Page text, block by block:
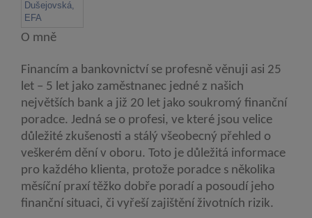
O mně
Financím a bankovnictví se profesně věnuji asi 25
let – 5 let jako zaměstnanec jedné z našich
největších bank a již 20 let jako soukromý finanční
poradce. Jedná se o profesi, ve které jsou velice
důležité zkušenosti a stálý všeobecný přehled o
veškerém dění v oboru. Toto je důležitá informace
pro každého klienta, protože poradce s několika
měsíční praxí těžko dobře poradí a posoudí jeho
finanční situaci, či vyřeší zajištění životních rizik.